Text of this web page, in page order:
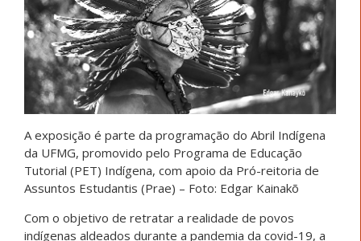
A exposição é parte da programação do Abril Indígena
da UFMG, promovido pelo Programa de Educação
Tutorial (PET) Indígena, com apoio da Pró-reitoria de
Assuntos Estudantis (Prae) – Foto: Edgar Kainakõ
Com o objetivo de retratar a realidade de povos
indígenas aldeados durante a pandemia da covid-19, a